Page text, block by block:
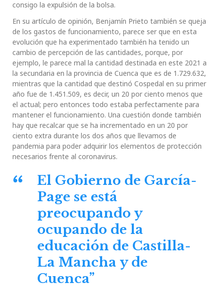
consigo la expulsión de la bolsa.
En su artículo de opinión, Benjamín Prieto también se queja
de los gastos de funcionamiento, parece ser que en esta
evolución que ha experimentado también ha tenido un
cambio de percepción de las cantidades, porque, por
ejemplo, le parece mal la cantidad destinada en este 2021 a
la secundaria en la provincia de Cuenca que es de 1.729.632,
mientras que la cantidad que destinó Cospedal en su primer
año fue de 1.451.509, es decir, un 20 por ciento menos que
el actual; pero entonces todo estaba perfectamente para
mantener el funcionamiento. Una cuestión donde también
hay que recalcar que se ha incrementado en un 20 por
ciento extra durante los dos años que llevamos de
pandemia para poder adquirir los elementos de protección
necesarios frente al coronavirus.
El Gobierno de García-
Page se está
preocupando y
ocupando de la
educación de Castilla-
La Mancha y de
Cuenca”